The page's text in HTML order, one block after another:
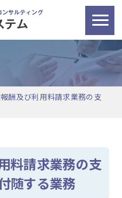
酬及び利用料請求業務の支
料請求業務の支
随する業務